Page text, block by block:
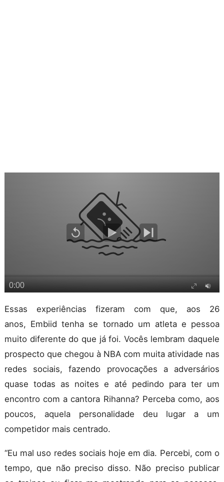
Essas experiências fizeram com que, aos 26
anos, Embiid tenha se tornado um atleta e pessoa
muito diferente do que já foi. Vocês lembram daquele
prospecto que chegou à NBA com muita atividade nas
redes sociais, fazendo provocações a adversários
quase todas as noites e até pedindo para ter um
encontro com a cantora Rihanna? Perceba como, aos
poucos, aquela personalidade deu lugar a um
competidor mais centrado.
“Eu mal uso redes sociais hoje em dia. Percebi, com o
tempo, que não preciso disso. Não preciso publicar